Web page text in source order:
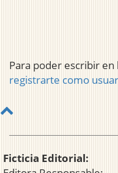
Para poder escribir
registrarte como
Ficticia Editorial: